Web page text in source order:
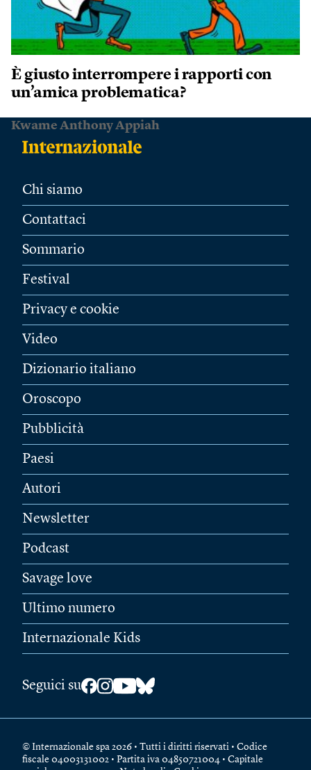
È giusto interrompere i rapporti con
un’amica problematica?
Kwame Anthony Appiah
Chi siamo
Contattaci
Sommario
Festival
Privacy e cookie
Video
Dizionario italiano
Oroscopo
Pubblicità
Paesi
Autori
Newsletter
Podcast
Savage love
Ultimo numero
Internazionale Kids
Seguici su
© Internazionale spa 2026 • Tutti i diritti riservati • Codice
fiscale 04003131002 • Partita iva 04850721004 • Capitale